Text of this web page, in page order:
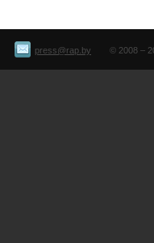
press@rap.by © 2008 –